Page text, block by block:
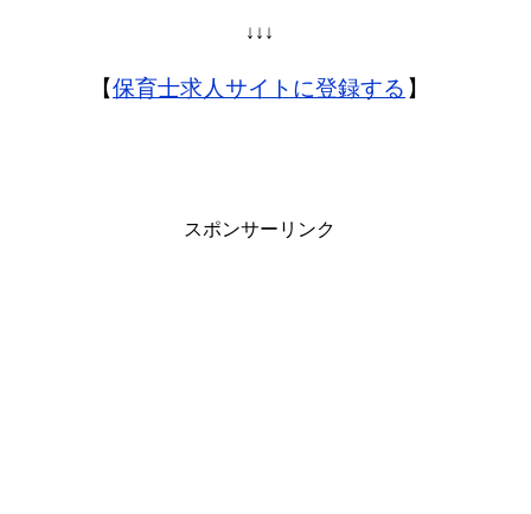
↓↓↓
【保育士求人サイトに登録する 】
スポンサーリンク